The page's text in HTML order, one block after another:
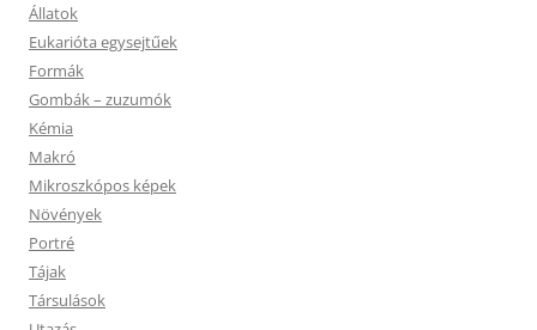
Állatok
Eukarióta egysejtűek
Formák
Gombák – zuzumók
Kémia
Makró
Mikroszkópos képek
Növények
Portré
Tájak
Társulások